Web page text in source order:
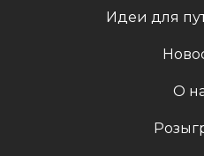
Идеи для
О